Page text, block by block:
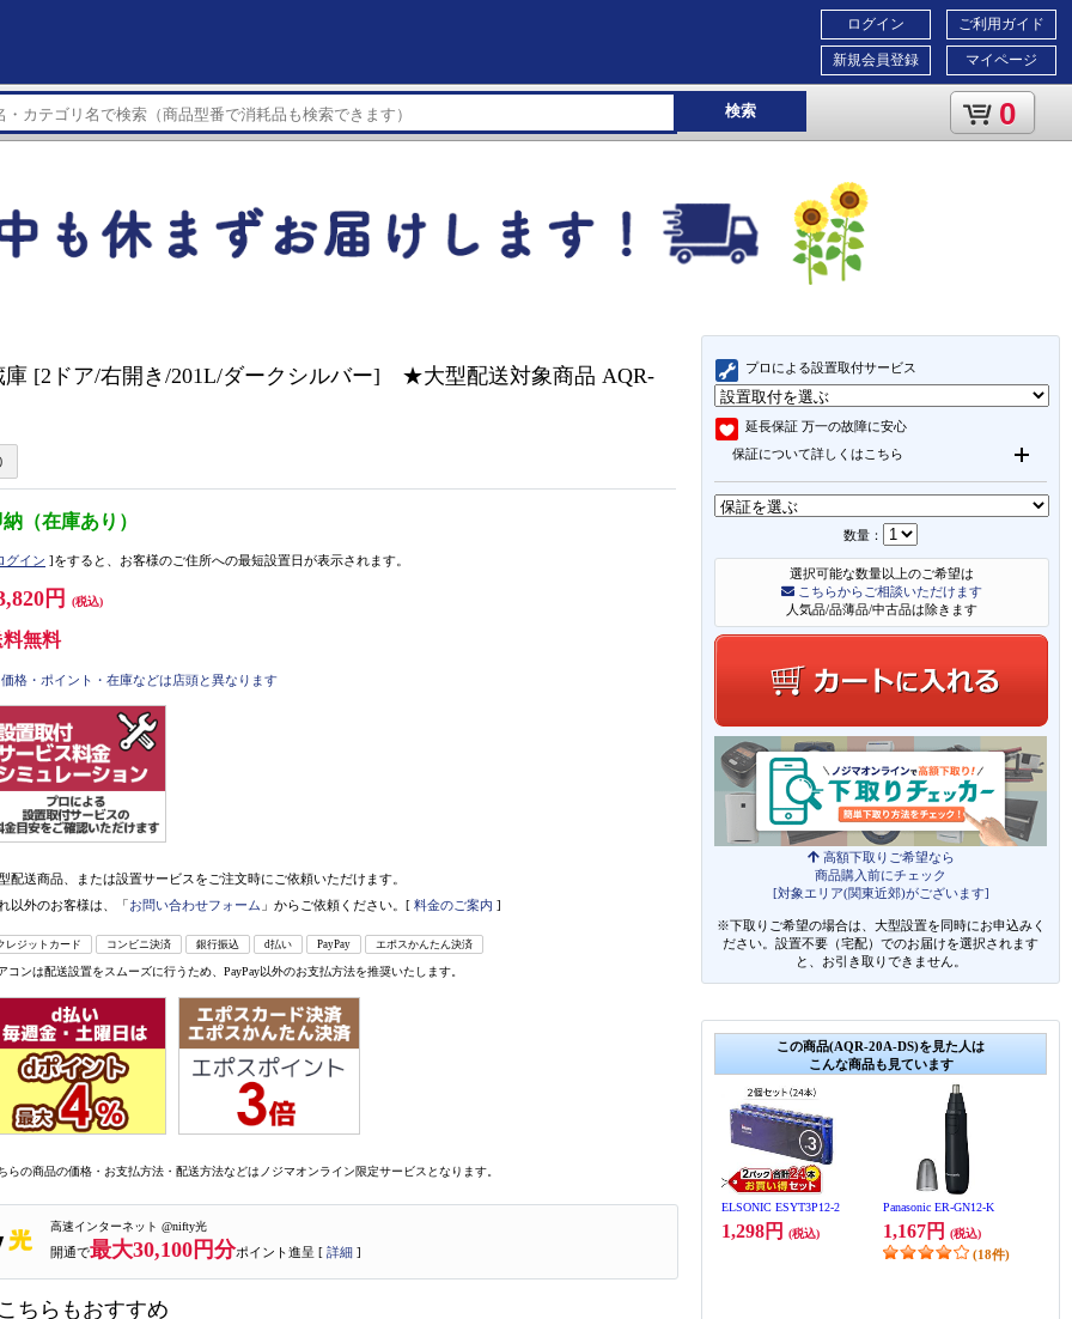
ご利用ガイド
マイページ
ログイン
新規会員登録
検索 0
プロによる設置取付サービス
延長保証 万一の故障に安心
保証について詳しくはこちら
数量：
選択可能な数量以上のご希望は
こちらからご相談いただけます
人気品/品薄品/中古品は除きます
高額下取りご希望なら
商品購入前にチェック
[対象エリア(関東近郊)がございます]
※下取りご希望の場合は、大型設置を同時にお申込みく
ださい。設置不要（宅配）でのお届けを選択されます
と、お引き取りできません。
この商品(AQR-20A-DS)を見た人は
こんな商品も見ています
ELSONIC ESYT3P12-2
1,298円 (税込)
Panasonic ER-GN12-K
1,167円 (税込)
(18件)
庫 [2ドア/右開き/201L/ダークシルバー] ★大型配送対象商品 AQR-
（在庫あり）
グイン ]をすると、お客様のご住所への最短設置日が表示されます。
円 (税込)
料無料
価格・ポイント・在庫などは店頭と異なります
配送商品、または設置サービスをご注文時にご依頼いただけます。
以外のお客様は、「お問い合わせフォーム 」からご依頼ください。[ 料金のご案内 ]
レジットカード コンビニ決済 銀行振込 d払い PayPay エポスかんたん決済
コンは配送設置をスムーズに行うため、PayPay以外のお支払方法を推奨いたします。
らの商品の価格・お支払方法・配送方法などはノジマオンライン限定サービスとなります。
高速インターネット @nifty光
開通で最大30,100円分ポイント進呈 [ 詳細 ]
ちらもおすすめ